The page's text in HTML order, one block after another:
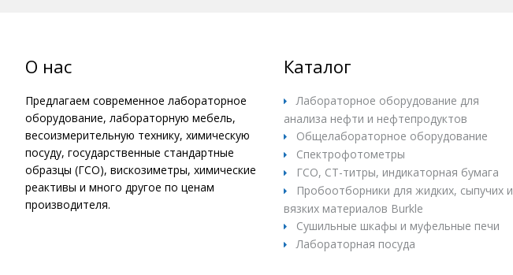
О нас
Предлагаем современное лабораторное
оборудование, лабораторную мебель,
весоизмерительную технику, химическую
посуду, государственные стандартные
образцы (ГСО), вискозиметры, химические
реактивы и много другое по ценам
производителя.
Каталог
Лабораторное оборудование для
анализа нефти и нефтепродуктов
Общелабораторное оборудование
Спектрофотометры
ГСО, СТ-титры, индикаторная бумага
Пробоотборники для жидких, сыпучих и
вязких материалов Burkle
Сушильные шкафы и муфельные печи
Лабораторная посуда